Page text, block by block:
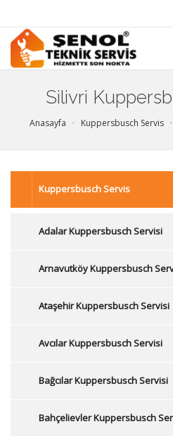
Silivri
Anasayfa Kuppersbusch Servis
Kuppersbusch Servis
Adalar Kuppersbusch Servisi
Arnavutköy Kuppersbusch
Ataşehir Kuppersbusch Servisi
Avcılar Kuppersbusch Servisi
Bağcılar Kuppersbusch Servisi
Bahçelievler Kuppersbusch